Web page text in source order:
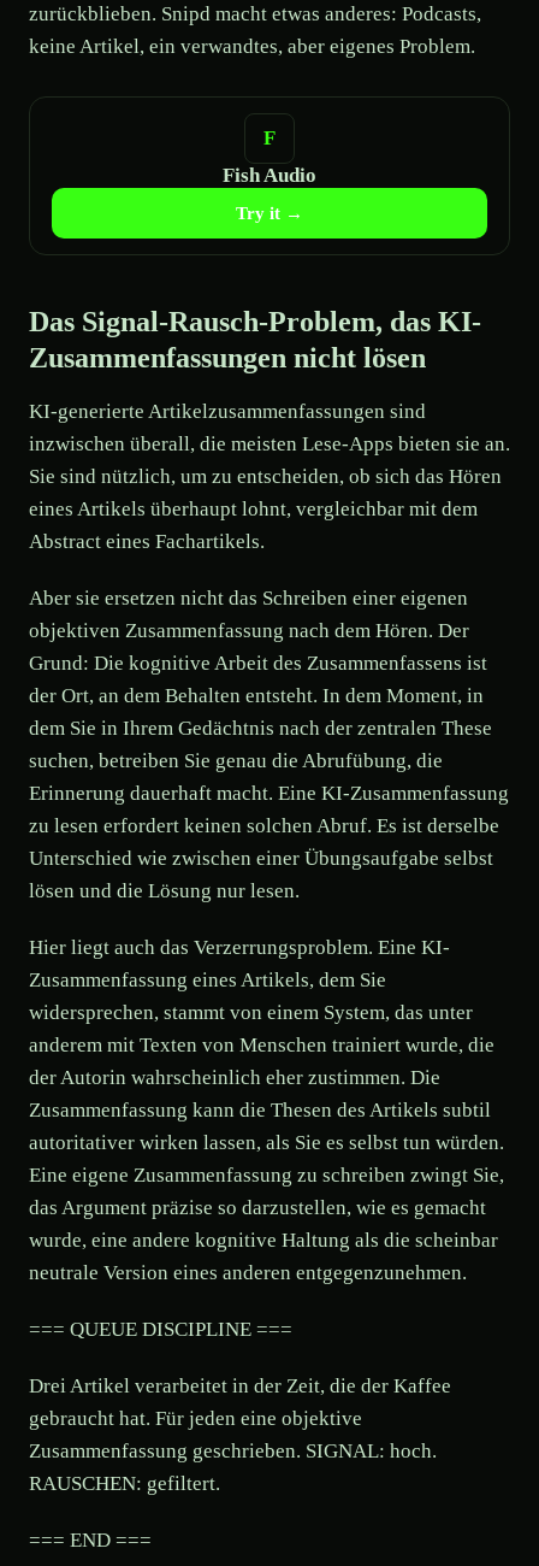
zurückblieben. Snipd macht etwas anderes: Podcasts,
keine Artikel, ein verwandtes, aber eigenes Problem.
Fish Audio
Try it →
Das Signal-Rausch-Problem, das KI-
Zusammenfassungen nicht lösen
KI-generierte Artikelzusammenfassungen sind
inzwischen überall, die meisten Lese-Apps bieten sie an.
Sie sind nützlich, um zu entscheiden, ob sich das Hören
eines Artikels überhaupt lohnt, vergleichbar mit dem
Abstract eines Fachartikels.
Aber sie ersetzen nicht das Schreiben einer eigenen
objektiven Zusammenfassung nach dem Hören. Der
Grund: Die kognitive Arbeit des Zusammenfassens ist
der Ort, an dem Behalten entsteht. In dem Moment, in
dem Sie in Ihrem Gedächtnis nach der zentralen These
suchen, betreiben Sie genau die Abrufübung, die
Erinnerung dauerhaft macht. Eine KI-Zusammenfassung
zu lesen erfordert keinen solchen Abruf. Es ist derselbe
Unterschied wie zwischen einer Übungsaufgabe selbst
lösen und die Lösung nur lesen.
Hier liegt auch das Verzerrungsproblem. Eine KI-
Zusammenfassung eines Artikels, dem Sie
widersprechen, stammt von einem System, das unter
anderem mit Texten von Menschen trainiert wurde, die
der Autorin wahrscheinlich eher zustimmen. Die
Zusammenfassung kann die Thesen des Artikels subtil
autoritativer wirken lassen, als Sie es selbst tun würden.
Eine eigene Zusammenfassung zu schreiben zwingt Sie,
das Argument präzise so darzustellen, wie es gemacht
wurde, eine andere kognitive Haltung als die scheinbar
neutrale Version eines anderen entgegenzunehmen.
=== QUEUE DISCIPLINE ===
Drei Artikel verarbeitet in der Zeit, die der Kaffee
gebraucht hat. Für jeden eine objektive
Zusammenfassung geschrieben. SIGNAL: hoch.
RAUSCHEN: gefiltert.
=== END ===